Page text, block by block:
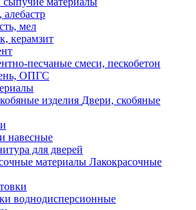
алебастр
мел
керамзит
песчаные смеси, пескобетон
ОПГС
Двери, скобяные
навесные
для дверей
Лакокрасочные
воднодисперсионные